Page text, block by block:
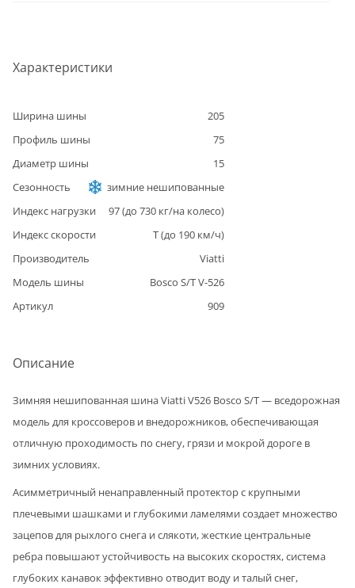
Характеристики
Ширина шины
205
Профиль шины
75
Диаметр шины
15
Сезонность
зимние нешипованные
Индекс нагрузки
97(до 730 кг/на колесо)
Индекс скорости
T(до 190 км/ч)
Производитель
Viatti
Модель шины
Bosco S/T V-526
Артикул
909
Описание
Зимняя нешипованная шина Viatti V526 Bosco S/T — вседорожная
модель для кроссоверов и внедорожников, обеспечивающая
отличную проходимость по снегу, грязи и мокрой дороге в
зимних условиях.
Асимметричный ненаправленный протектор с крупными
плечевыми шашками и глубокими ламелями создает множество
зацепов для рыхлого снега и слякоти, жесткие центральные
ребра повышают устойчивость на высоких скоростях, система
глубоких канавок эффективно отводит воду и талый снег,